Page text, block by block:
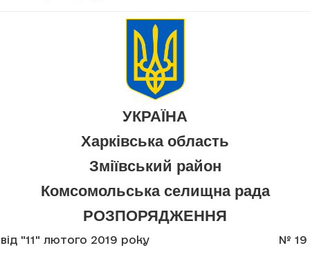
УКРАЇНА
Харківська область
Зміївський район
Комсомольська селищна рада
РОЗПОРЯДЖЕННЯ
від "11" лютого 2019 року № 19